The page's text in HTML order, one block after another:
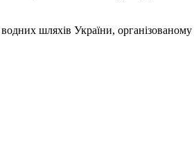
шляхів України,